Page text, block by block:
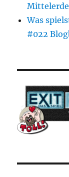
Mittelerde
Was
#022